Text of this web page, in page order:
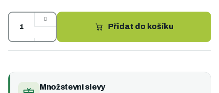
cena:
Přidat do košíku
Množstevní slevy